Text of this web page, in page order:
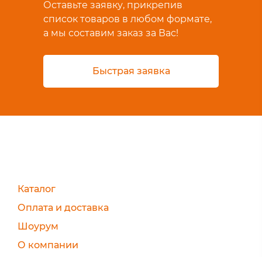
Оставьте заявку, прикрепив
список товаров в любом формате,
а мы составим заказ за Вас!
Быстрая заявка
Каталог
Оплата и доставка
Шоурум
О компании